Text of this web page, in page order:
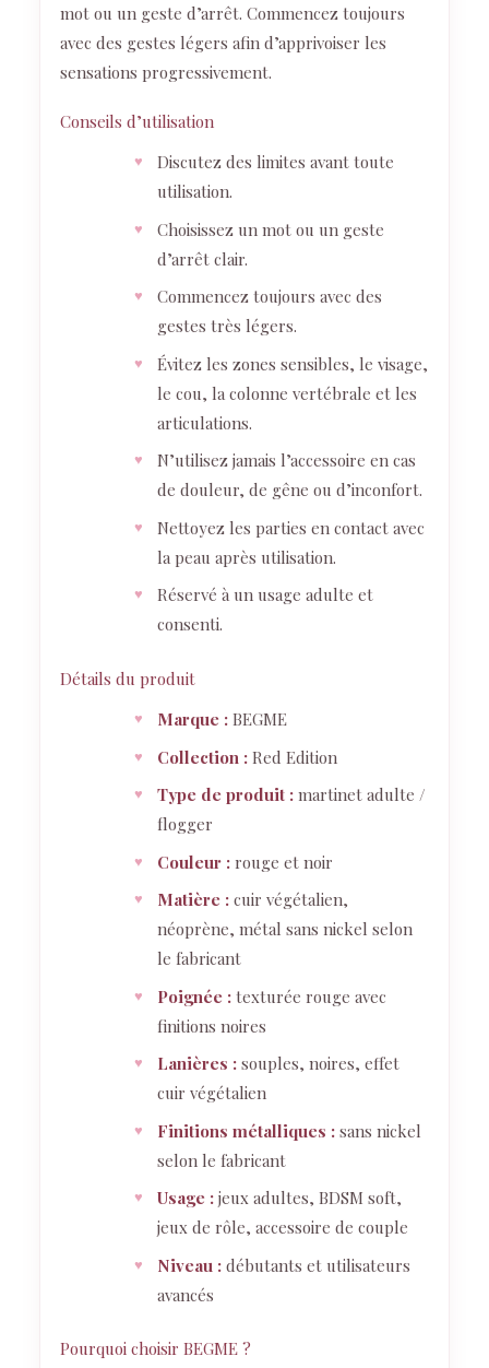
mot ou un geste d’arrêt. Commencez toujours
avec des gestes légers afin d’apprivoiser les
sensations progressivement.
Conseils d’utilisation
Discutez des limites avant toute
utilisation.
Choisissez un mot ou un geste
d’arrêt clair.
Commencez toujours avec des
gestes très légers.
Évitez les zones sensibles, le visage,
le cou, la colonne vertébrale et les
articulations.
N’utilisez jamais l’accessoire en cas
de douleur, de gêne ou d’inconfort.
Nettoyez les parties en contact avec
la peau après utilisation.
Réservé à un usage adulte et
consenti.
Détails du produit
Marque :BEGME
Collection :Red Edition
Type de produit :martinet adulte /
flogger
Couleur :rouge et noir
Matière :cuir végétalien,
néoprène, métal sans nickel selon
le fabricant
Poignée :texturée rouge avec
finitions noires
Lanières :souples, noires, effet
cuir végétalien
Finitions métalliques :sans nickel
selon le fabricant
Usage :jeux adultes, BDSM soft,
jeux de rôle, accessoire de couple
Niveau :débutants et utilisateurs
avancés
Pourquoi choisir BEGME ?